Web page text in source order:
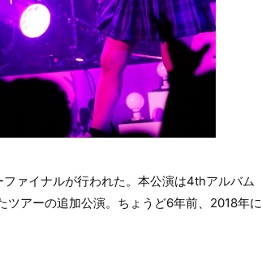
ファイナルが行われた。本公演は4thアルバム
ツアーの追加公演。ちょうど6年前、2018年に